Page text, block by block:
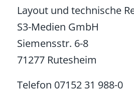
Layout und technische
S3-Medien GmbH
Siemensstr. 6-8
71277 Rutesheim
Telefon 07152 31 988-0